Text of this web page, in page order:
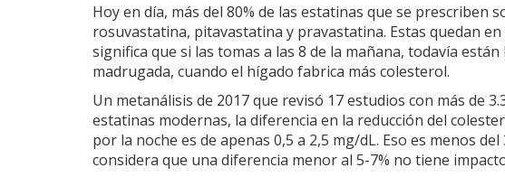
Hoy en día, más del 80% de las estatinas que se prescriben
rosuvastatina, pitavastatina y pravastatina. Estas quedan
significa que si las tomas a las 8 de la mañana, todavía
madrugada, cuando el hígado fabrica más colesterol.
Un metanálisis de 2017 que revisó 17 estudios con más de
estatinas modernas, la diferencia en la reducción del
por la noche es de apenas 0,5 a 2,5 mg/dL. Eso es menos
considera que una diferencia menor al 5-7% no tiene